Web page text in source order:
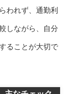
われず、通勤利
しながら、自分
ることが大切で